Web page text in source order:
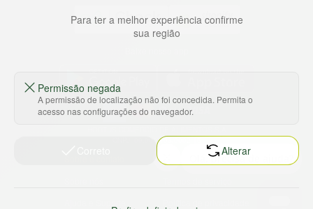
CNPJ: 09.000.493/0002-15
Termos e políticas
Para ter a melhor experiência confirme
sua região
Permissão negada
A permissão de localização não foi concedida. Permita o
acesso nas configurações do navegador.
Alterar